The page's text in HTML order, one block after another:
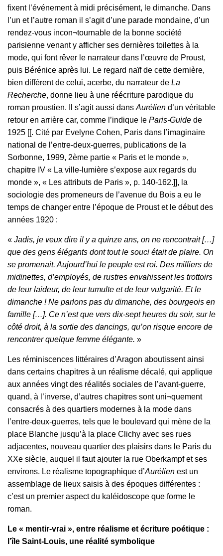
fixent l’événement à midi précisément, le dimanche. Dans
l’un et l’autre roman il s’agit d’une parade mondaine, d’un
rendez-vous incon¬tournable de la bonne société
parisienne venant y afficher ses dernières toilettes à la
mode, qui font rêver le narrateur dans l’œuvre de Proust,
puis Bérénice après lui. Le regard naïf de cette dernière,
bien différent de celui, acerbe, du narrateur de La
Recherche, donne lieu à une réécriture parodique du
roman proustien. Il s’agit aussi dans Aurélien d’un véritable
retour en arrière car, comme l’indique le Paris-Guide de
1925 [[. Cité par Evelyne Cohen, Paris dans l’imaginaire
national de l’entre-deux-guerres, publications de la
Sorbonne, 1999, 2ème partie « Paris et le monde »,
chapitre IV « La ville-lumière s’expose aux regards du
monde », « Les attributs de Paris », p. 140-162.]], la
sociologie des promeneurs de l’avenue du Bois a eu le
temps de changer entre l’époque de Proust et le début des
années 1920 :
« Jadis, je veux dire il y a quinze ans, on ne rencontrait […]
que des gens élégants dont tout le souci était de plaire. On
se promenait. Aujourd’hui le peuple est roi. Des milliers de
midinettes, d’employés, de rustres envahissent les trottoirs
de leur laideur, de leur tumulte et de leur vulgarité. Et le
dimanche ! Ne parlons pas du dimanche, des bourgeois en
famille […]. Ce n’est que vers dix-sept heures du soir, sur le
côté droit, à la sortie des dancings, qu’on risque encore de
rencontrer quelque femme élégante. »
Les réminiscences littéraires d’Aragon aboutissent ainsi
dans certains chapitres à un réalisme décalé, qui applique
aux années vingt des réalités sociales de l’avant-guerre,
quand, à l’inverse, d’autres chapitres sont uni¬quement
consacrés à des quartiers modernes à la mode dans
l’entre-deux-guerres, tels que le boulevard qui mène de la
place Blanche jusqu’à la place Clichy avec ses rues
adjacentes, nouveau quartier des plaisirs dans le Paris du
XXe siècle, auquel il faut ajouter la rue Oberkampf et ses
environs. Le réalisme topographique d’Aurélien est un
assemblage de lieux saisis à des époques différentes :
c’est un premier aspect du kaléidoscope que forme le
roman.
Le « mentir-vrai », entre réalisme et écriture poétique :
l’île Saint-Louis, une réalité symbolique